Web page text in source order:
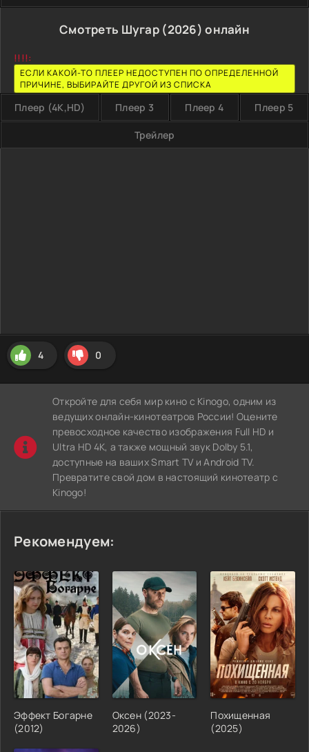
Смотреть Шугар (2026) онлайн
!!!!:
ЕСЛИ КАКОЙ-ТО ПЛЕЕР НЕДОСТУПЕН ПО ОПРЕДЕЛЕННОЙ
ПРИЧИНЕ, ВЫБИРАЙТЕ ДРУГОЙ ИЗ СПИСКА
Плеер (4K,HD) Плеер 3 Плеер 4 Плеер 5
Трейлер
4 0
Откройте для себя мир кино с Kinogo, одним из
ведущих онлайн-кинотеатров России! Оцените
превосходное качество изображения Full HD и
Ultra HD 4K, а также мощный звук Dolby 5.1,
доступные на ваших Smart TV и Android TV.
Превратите свой дом в настоящий кинотеатр с
Kinogo!
Рекомендуем:
Эффект Богарне
(2012)
Оксен (2023-
2026)
Похищенная
(2025)